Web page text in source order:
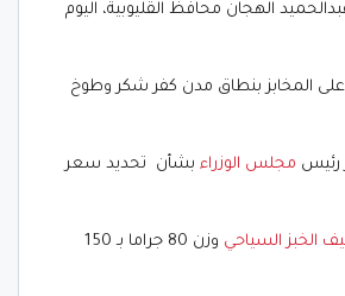
الهجان محافظ القليوبية، اليوم
على المخابز بنطاق مدن كفر شكر وطوخ
رئيس مجلس الوزراء بشأن تحديد سعر
الخبز السياحي
وزن 80 جراما بـ 150